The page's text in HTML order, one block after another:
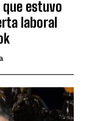
estuvo
laboral